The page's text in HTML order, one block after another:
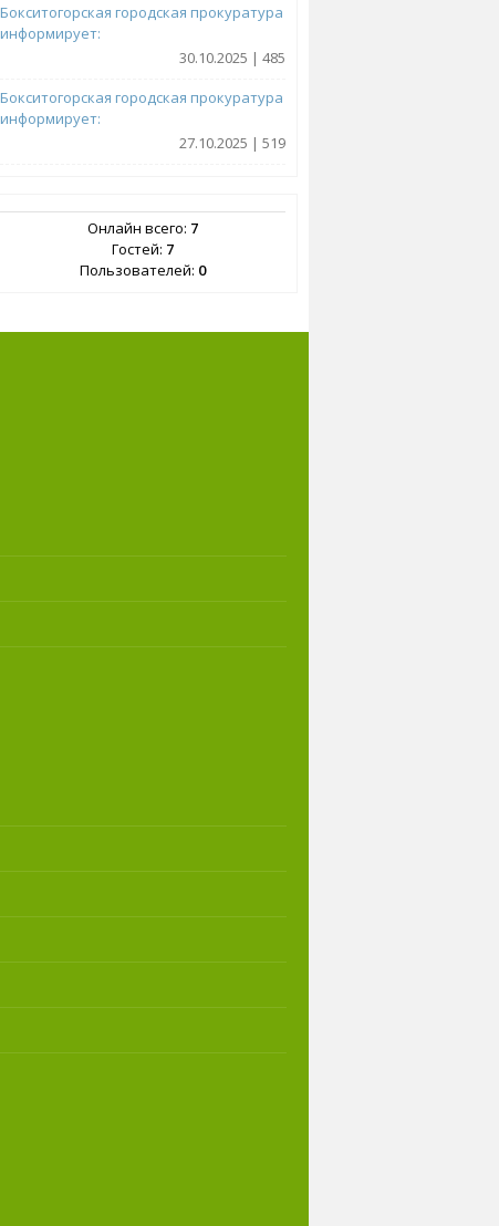
Бокситогорская городская прокуратура
информирует:
30.10.2025 | 485
Бокситогорская городская прокуратура
информирует:
27.10.2025 | 519
Онлайн всего: 7
Гостей: 7
Пользователей: 0